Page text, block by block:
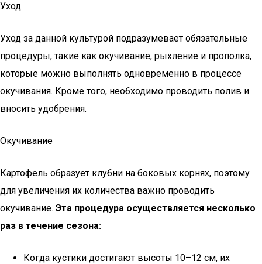
Уход
Уход за данной культурой подразумевает обязательные
процедуры, такие как окучивание, рыхление и прополка,
которые можно выполнять одновременно в процессе
окучивания. Кроме того, необходимо проводить полив и
вносить удобрения.
Окучивание
Картофель образует клубни на боковых корнях, поэтому
для увеличения их количества важно проводить
окучивание. Эта процедура осуществляется несколько
раз в течение сезона:
Когда кустики достигают высоты 10–12 см, их